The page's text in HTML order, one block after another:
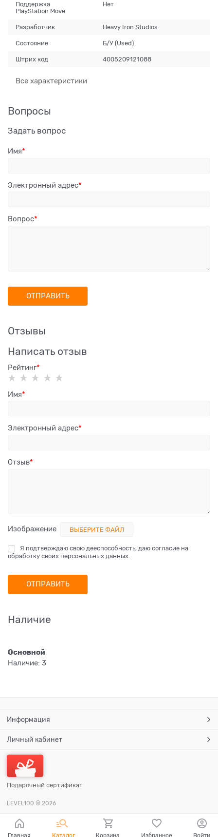
Поддержка
PlayStation Move
Нет
Разработчик Heavy Iron Studios
Состояние Б/У (Used)
Штрих код 4005209121088
Все характеристики
Вопросы
Задать вопрос
Имя
Электронный адрес
Вопрос
Отзывы
Написать отзыв
Рейтинг
Имя
Электронный адрес
Отзыв
Изображение ВЫБЕРИТЕ ФАЙЛ
Я подтверждаю свою дееспособность, даю согласие на
обработку своих персональных данных.
Наличие
Основной
Наличие: 3
Информация
Личный кабинет
Подарочный сертификат
LEVEL100 © 2026